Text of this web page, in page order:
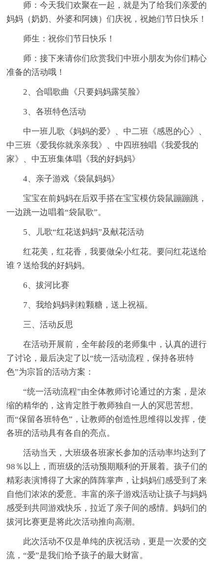
师：今天我们欢聚在一起，就是为了给我们亲爱的
妈妈（奶奶、外婆和阿姨）们庆祝，祝她们节日快乐！
师生：祝你们节日快乐！
师：接下来请你们欣赏我们中班小朋友为你们精心
准备的活动哦！
2、合唱歌曲《只要妈妈露笑脸》
3、各班特色活动
中一班儿歌《妈妈的爱》、中二班《感恩的心》、
中三班《爱我你就亲亲我》、中四班独唱《我爱我的
家》、中五班集体唱《我的好妈妈》
4、亲子游戏《袋鼠妈妈》
宝宝在前妈妈在后双手搭在宝宝模仿袋鼠蹦蹦跳，
一边跳一边唱着“袋鼠歌”。
5、儿歌“红花送妈妈”及献花活动
红花美，红花香，我要做朵小红花。要问红花送给
谁？送给我的好妈妈。
6、拔河比赛
7、我给妈妈剥粒颗糖，送上祝福。
三、活动反思
在活动开展前，全年龄段的老师集中，认真的进行
了讨论，最后决定了以“统一活动流程，保持各班特
色”为宗旨的活动方案：
“统一活动流程”由全体教师讨论通过的方案，是浓
缩的精华的，这肯定胜于教师独自一人的冥思苦想。
而“保留各班特色”，让教师的创造性思维得以发挥，使
各班的活动具有各自的亮点。
活动当天，大班级各班家长参加的活动率均达到了
98％以上，而班级的活动预期顺利的开展着。孩子们的
精彩表演博得了大家的阵阵掌声，让妈妈们感受到了来
自他们浓浓的爱意。丰富的亲子游戏活动让孩子与妈妈
感受到共同游戏快乐，拉近了亲子间的感情。妈妈们的
拔河比赛更是将此次活动推向高潮。
此次活动不仅是单纯的庆祝活动，更是一次爱的交
流，“爱”是我们给予孩子的最大财富。